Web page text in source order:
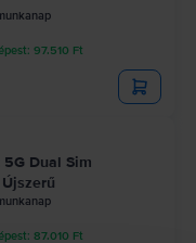
97.510 Ft
5G Dual Sim
87.010 Ft